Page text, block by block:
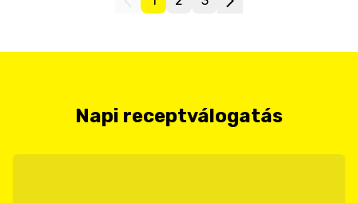
Napi receptválogatás